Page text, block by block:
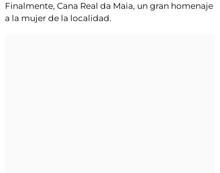
Finalmente, Cana Real da Maia, un gran homenaje
a la mujer de la localidad.